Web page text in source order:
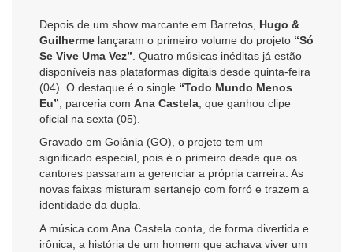
Depois de um show marcante em Barretos, Hugo &
Guilherme lançaram o primeiro volume do projeto “Só
Se Vive Uma Vez” . Quatro músicas inéditas já estão
disponíveis nas plataformas digitais desde quinta-feira
(04). O destaque é o single “Todo Mundo Menos
Eu” , parceria com Ana Castela , que ganhou clipe
oficial na sexta (05).
Gravado em Goiânia (GO), o projeto tem um
significado especial, pois é o primeiro desde que os
cantores passaram a gerenciar a própria carreira. As
novas faixas misturam sertanejo com forró e trazem a
identidade da dupla.
A música com Ana Castela conta, de forma divertida e
irônica, a história de um homem que achava viver um